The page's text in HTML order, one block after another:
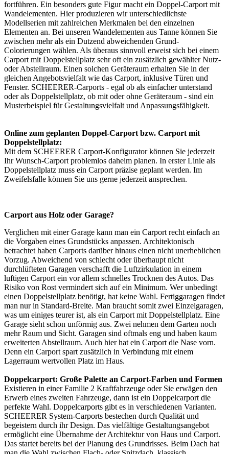
fortführen. Ein besonders gute Figur macht ein Doppel-Carport mit
Wandelementen. Hier produzieren wir unterschiedlichste
Modellserien mit zahlreichen Merkmalen bei den einzelnen
Elementen an. Bei unseren Wandelementen aus Tanne können Sie
zwischen mehr als ein Dutzend abweichenden Grund-
Colorierungen wählen. Als überaus sinnvoll erweist sich bei einem
Carport mit Doppelstellplatz sehr oft ein zusätzlich gewählter Nutz-
oder Abstellraum. Einen solchen Geräteraum erhalten Sie in der
gleichen Angebotsvielfalt wie das Carport, inklusive Türen und
Fenster. SCHEERER-Carports - egal ob als einfacher unterstand
oder als Doppelstellplatz, ob mit oder ohne Geräteraum - sind ein
Musterbeispiel für Gestaltungsvielfalt und Anpassungsfähigkeit.
Online zum geplanten Doppel-Carport bzw. Carport mit
Doppelstellplatz:
Mit dem SCHEERER Carport-Konfiguratorkönnen Sie jederzeit
Ihr Wunsch-Carport problemlos daheim planen. In erster Linie als
Doppelstellplatz muss ein Carport präzise geplant werden. Im
Zweifelsfalle können Sie uns gerne jederzeit ansprechen.
Carport aus Holz oder Garage?
Verglichen mit einer Garage kann man ein Carport recht einfach an
die Vorgaben eines Grundstücks anpassen. Architektonisch
betrachtet haben Carports darüber hinaus einen nicht unerheblichen
Vorzug. Abweichend von schlecht oder überhaupt nicht
durchlüfteten Garagen verschafft die Luftzirkulation in einem
luftigen Carport ein vor allem schnelles Trocknen des Autos. Das
Risiko von Rost vermindert sich auf ein Minimum. Wer unbedingt
einen Doppelstellplatz benötigt, hat keine Wahl. Fertiggaragen findet
man nur in Standard-Breite. Man braucht somit zwei Einzelgaragen,
was um einiges teurer ist, als ein Carport mit Doppelstellplatz. Eine
Garage sieht schon unförmig aus. Zwei nehmen dem Garten noch
mehr Raum und Sicht. Garagen sind oftmals eng und haben kaum
erweiterten Abstellraum. Auch hier hat ein Carport die Nase vorn.
Denn ein Carport spart zusätzlich in Verbindung mit einem
Lagerraum wertvollen Platz im Haus.
Doppelcarport: Große Palette an Carport-Farben und Formen
Existieren in einer Familie 2 Kraftfahrzeuge oder Sie erwägen den
Erwerb eines zweiten Fahrzeuge, dann ist ein Doppelcarport die
perfekte Wahl. Doppelcarports gibt es in verschiedenen Varianten.
SCHEERER System-Carports bestechen durch Qualität und
begeistern durch ihr Design. Das vielfältige Gestaltungsangebot
ermöglicht eine Übernahme der Architektur von Haus und Carport.
Das startet bereits bei der Planung des Grundrisses. Beim Dach hat